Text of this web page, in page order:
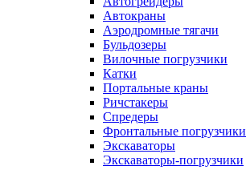
Автокраны
Аэродромные тягачи
Бульдозеры
Вилочные погрузчики
Катки
Портальные краны
Ричстакеры
Спредеры
Фронтальные погрузчики
Экскаваторы
Экскаваторы-погрузчики